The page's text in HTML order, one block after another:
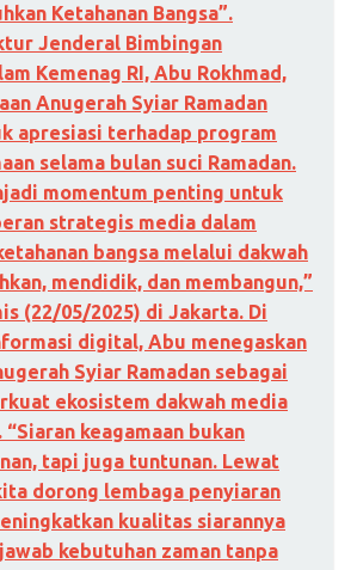
Ketahanan Bangsa”.
Jenderal Bimbingan
Kemenag RI, Abu Rokhmad,
Anugerah Syiar Ramadan
apresiasi terhadap program
selama bulan suci Ramadan.
momentum penting untuk
strategis media dalam
bangsa melalui dakwah
mendidik, dan membangun,”
(22/05/2025) di Jakarta. Di
digital, Abu menegaskan
Syiar Ramadan sebagai
ekosistem dakwah media
keagamaan bukan
tapi juga tuntunan. Lewat
dorong lembaga penyiaran
kualitas siarannya
kebutuhan zaman tanpa